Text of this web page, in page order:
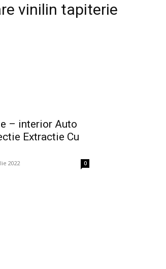
vinilin tapiterie
– interior Auto
Extractie Cu
2022 0